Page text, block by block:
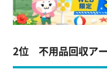
2位 不用品回収ア